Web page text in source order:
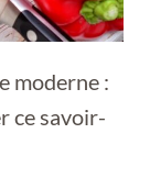
moderne :
ce savoir-